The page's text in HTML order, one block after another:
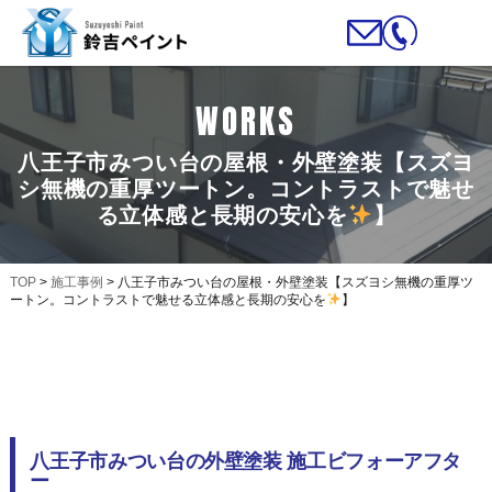
WORKS
八王子市みつい台の屋根・外壁塗装【スズヨ
シ無機の重厚ツートン。コントラストで魅せ
る立体感と長期の安心を
】
TOP> 施工事例 > 八王子市みつい台の屋根・外壁塗装【スズヨシ無機の重厚ツ
ートン。コントラストで魅せる立体感と長期の安心を
】
八王子市みつい台の外壁塗装 施工ビフォーアフタ
ー